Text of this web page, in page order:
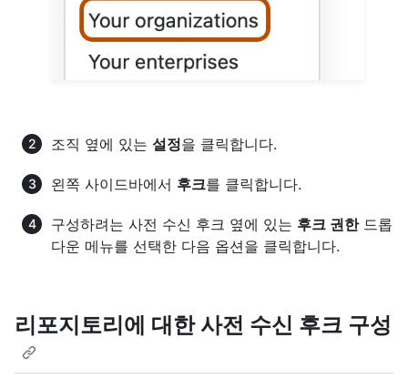
조직 옆에 있는 설정을 클릭합니다.
왼쪽 사이드바에서 후크를 클릭합니다.
구성하려는 사전 수신 후크 옆에 있는 후크 권한드롭
다운 메뉴를 선택한 다음 옵션을 클릭합니다.
리포지토리에 대한 사전 수신 후크 구성